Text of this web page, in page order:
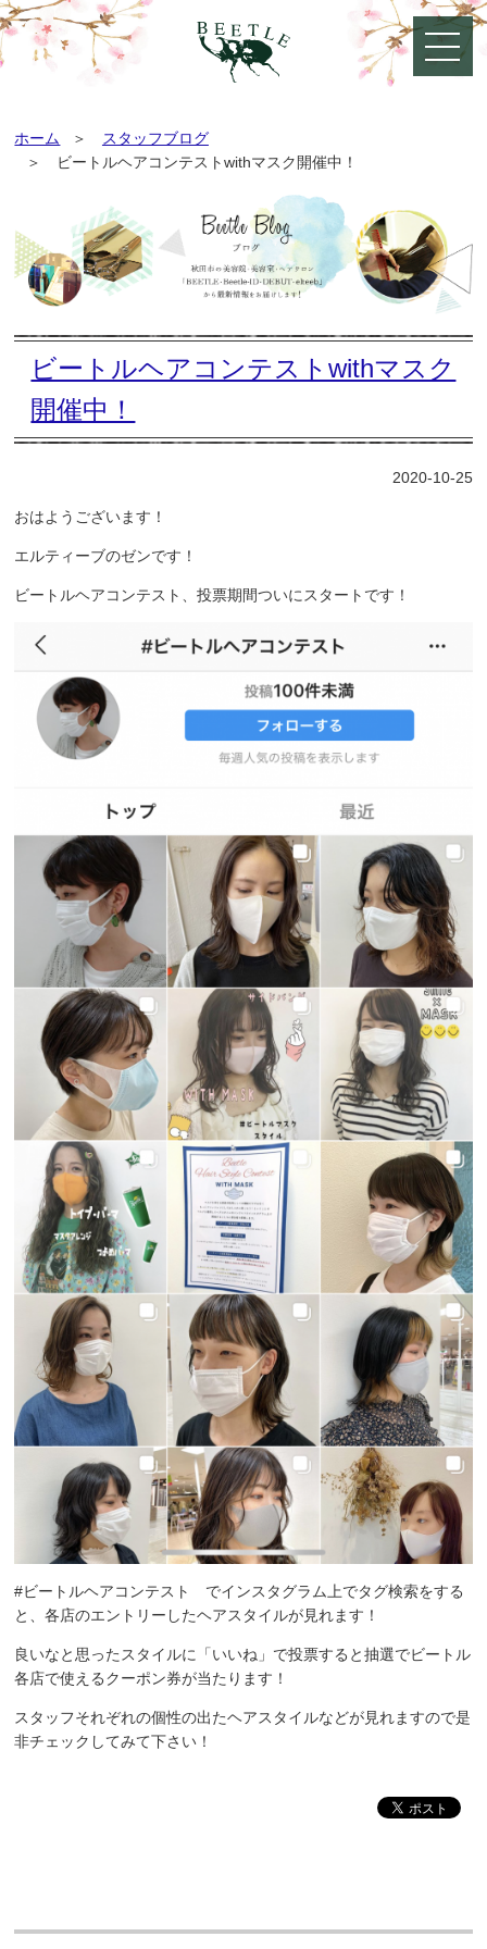
ホーム
スタッフブログ
ビートルヘアコンテストwithマスク開催中！
ビートルヘアコンテストwithマスク
開催中！
2020-10-25
おはようございます！
エルティーブのゼンです！
ビートルヘアコンテスト、投票期間ついにスタートです！
#ビートルヘアコンテスト でインスタグラム上でタグ検索をする
と、各店のエントリーしたヘアスタイルが見れます！
良いなと思ったスタイルに「いいね」で投票すると抽選でビートル
各店で使えるクーポン券が当たります！
スタッフそれぞれの個性の出たヘアスタイルなどが見れますので是
非チェックしてみて下さい！